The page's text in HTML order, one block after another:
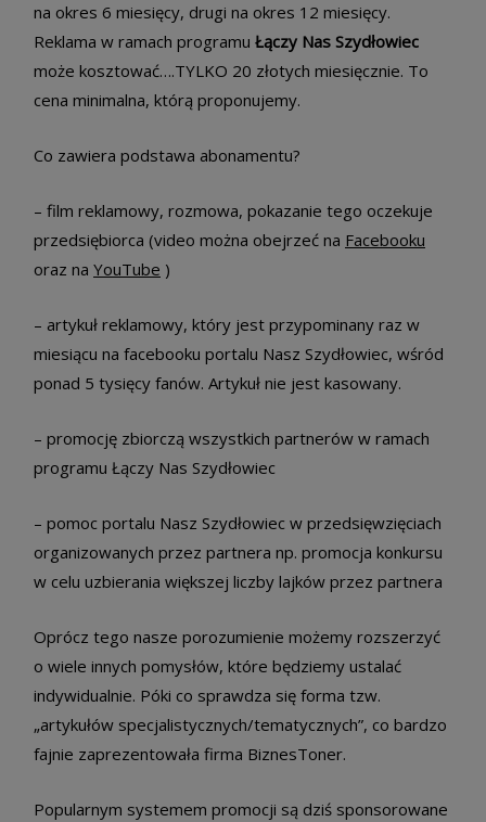
na okres 6 miesięcy, drugi na okres 12 miesięcy.
Reklama w ramach programu Łączy Nas Szydłowiec
może kosztować….TYLKO 20 złotych miesięcznie. To
cena minimalna, którą proponujemy.
Co zawiera podstawa abonamentu?
– film reklamowy, rozmowa, pokazanie tego oczekuje
przedsiębiorca (video można obejrzeć na Facebooku
oraz na YouTube )
– artykuł reklamowy, który jest przypominany raz w
miesiącu na facebooku portalu Nasz Szydłowiec, wśród
ponad 5 tysięcy fanów. Artykuł nie jest kasowany.
– promocję zbiorczą wszystkich partnerów w ramach
programu Łączy Nas Szydłowiec
– pomoc portalu Nasz Szydłowiec w przedsięwzięciach
organizowanych przez partnera np. promocja konkursu
w celu uzbierania większej liczby lajków przez partnera
Oprócz tego nasze porozumienie możemy rozszerzyć
o wiele innych pomysłów, które będziemy ustalać
indywidualnie. Póki co sprawdza się forma tzw.
„artykułów specjalistycznych/tematycznych”, co bardzo
fajnie zaprezentowała firma BiznesToner.
Popularnym systemem promocji są dziś sponsorowane